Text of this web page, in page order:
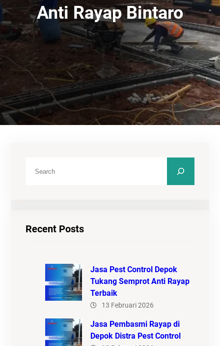
Anti Rayap Bintaro
Recent Posts
Jasa Pest Control Depok
Tukang Semprot Anti Rayap
Terbaik
13 Februari 2026
Jasa Pembasmi Rayap di
Depok Distra Pest Control